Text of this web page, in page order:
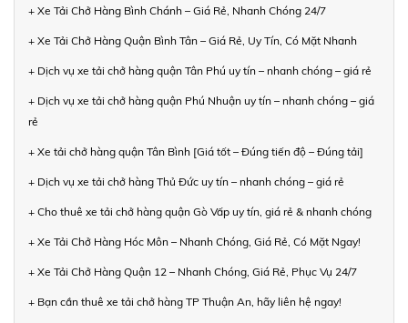
+ Xe Tải Chở Hàng Bình Chánh – Giá Rẻ, Nhanh Chóng 24/7
+ Xe Tải Chở Hàng Quận Bình Tân – Giá Rẻ, Uy Tín, Có Mặt Nhanh
+ Dịch vụ xe tải chở hàng quận Tân Phú uy tín – nhanh chóng – giá rẻ
+ Dịch vụ xe tải chở hàng quận Phú Nhuận uy tín – nhanh chóng – giá
rẻ
+ Xe tải chở hàng quận Tân Bình [Giá tốt – Đúng tiến độ – Đúng tải]
+ Dịch vụ xe tải chở hàng Thủ Đức uy tín – nhanh chóng – giá rẻ
+ Cho thuê xe tải chở hàng quận Gò Vấp uy tín, giá rẻ & nhanh chóng
+ Xe Tải Chở Hàng Hóc Môn – Nhanh Chóng, Giá Rẻ, Có Mặt Ngay!
+ Xe Tải Chở Hàng Quận 12 – Nhanh Chóng, Giá Rẻ, Phục Vụ 24/7
+ Bạn cần thuê xe tải chở hàng TP Thuận An, hãy liên hệ ngay!